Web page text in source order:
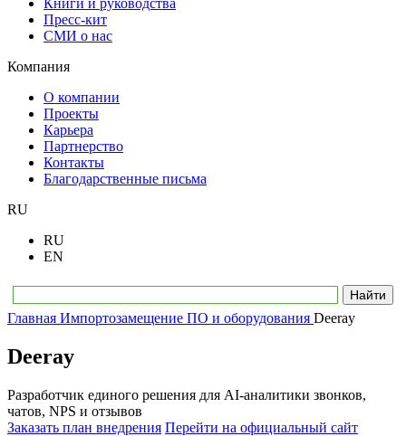
Книги и руководства
Пресс-кит
СМИ о нас
Компания
О компании
Проекты
Карьера
Партнерство
Контакты
Благодарственные письма
RU
RU
EN
Главная Импортозамещение ПО и оборудования Deeray
Deeray
Разработчик единого решения для AI-аналитики звонков,
чатов, NPS и отзывов
Заказать план внедрения Перейти на официальный сайт